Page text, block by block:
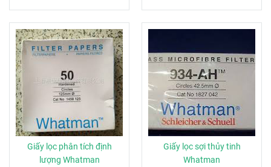
Giấy lọc phân tích định
lượng Whatman
Giấy lọc sợi thủy tinh
Whatman